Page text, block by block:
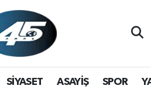
SİYASET ASAYİŞ SPOR